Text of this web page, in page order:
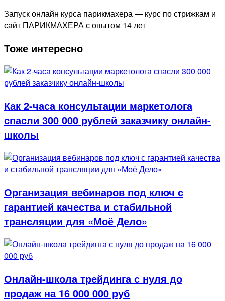
Запуск онлайн курса парикмахера — курс по стрижкам и
сайт ПАРИКМАХЕРА с опытом 14 лет
Тоже интересно
Как 2-часа консультации маркетолога
спасли 300 000 рублей заказчику онлайн-
школы
Организация вебинаров под ключ с
гарантией качества и стабильной
трансляции для «Моё Дело»
Онлайн-школа трейдинга с нуля до
продаж на 16 000 000 руб